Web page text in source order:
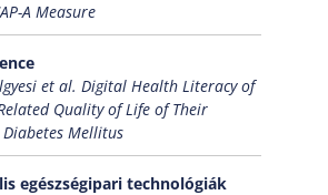
A Measure
et al. Digital Health Literacy of
Quality of Life of Their
Mellitus
egészségipari technológiák